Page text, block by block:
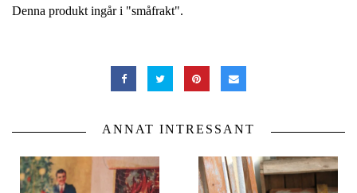
Denna produkt ingår i "småfrakt".
ANNAT INTRESSANT